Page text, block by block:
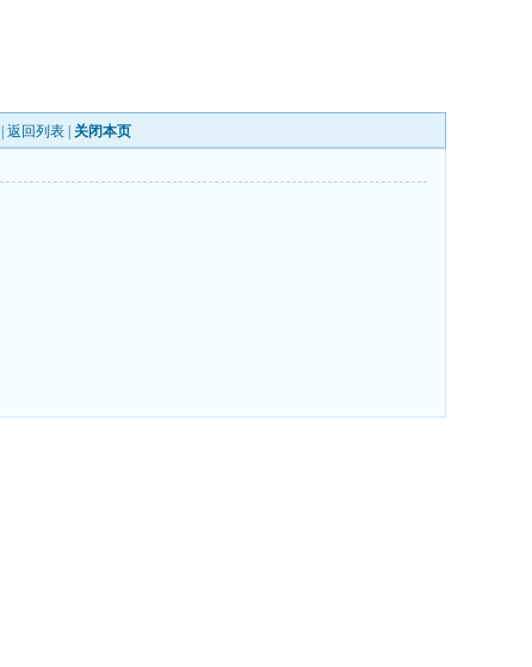
返回列表 关闭本页